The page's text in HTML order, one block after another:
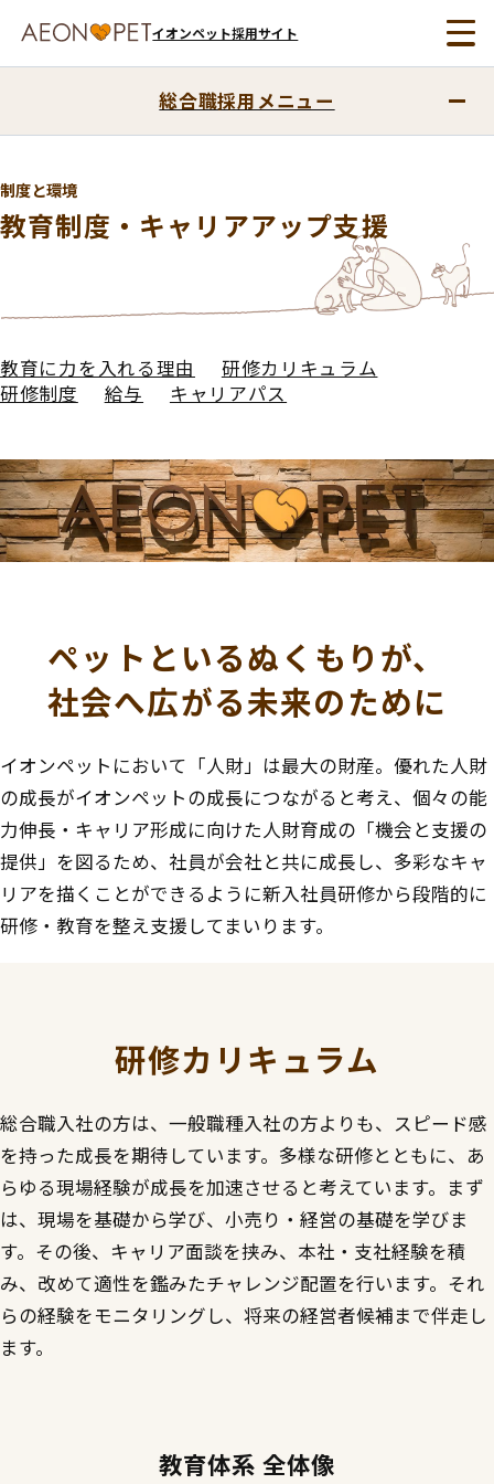
イオンペット採用サイト
総合職採用メニュー
制度と環境
教育制度・キャリアアップ支援
教育に力を入れる理由
研修カリキュラム
研修制度
給与 キャリアパス
ペットといるぬくもりが、
社会へ広がる未来のために
イオンペットにおいて「人財」は最大の財産。優れた人財
の成長がイオンペットの成長につながると考え、個々の能
力伸長・キャリア形成に向けた人財育成の「機会と支援の
提供」を図るため、社員が会社と共に成長し、多彩なキャ
リアを描くことができるように新入社員研修から段階的に
研修・教育を整え支援してまいります。
研修カリキュラム
総合職入社の方は、一般職種入社の方よりも、スピード感
を持った成長を期待しています。多様な研修とともに、あ
らゆる現場経験が成長を加速させると考えています。まず
は、現場を基礎から学び、小売り・経営の基礎を学びま
す。その後、キャリア面談を挟み、本社・支社経験を積
み、改めて適性を鑑みたチャレンジ配置を行います。それ
らの経験をモニタリングし、将来の経営者候補まで伴走し
ます。
教育体系 全体像